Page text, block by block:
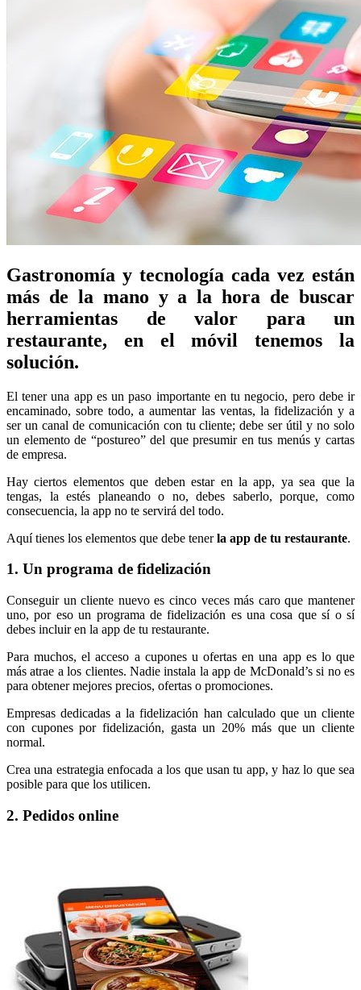
Gastronomía y tecnología cada vez están
más de la mano y a la hora de buscar
herramientas de valor para un
restaurante, en el móvil tenemos la
solución.
El tener una app es un paso importante en tu negocio, pero debe ir
encaminado, sobre todo, a aumentar las ventas, la fidelización y a
ser un canal de comunicación con tu cliente; debe ser útil y no solo
un elemento de “postureo” del que presumir en tus menús y cartas
de empresa.
Hay ciertos elementos que deben estar en la app, ya sea que la
tengas, la estés planeando o no, debes saberlo, porque, como
consecuencia, la app no te servirá del todo.
Aquí tienes los elementos que debe tenerla app de tu restaurante.
1. Un programa de fidelización
Conseguir un cliente nuevo es cinco veces más caro que mantener
uno, por eso un programa de fidelización es una cosa que sí o sí
debes incluir en la app de tu restaurante.
Para muchos, el acceso a cupones u ofertas en una app es lo que
más atrae a los clientes. Nadie instala la app de McDonald’s si no es
para obtener mejores precios, ofertas o promociones.
Empresas dedicadas a la fidelización han calculado que un cliente
con cupones por fidelización, gasta un 20% más que un cliente
normal.
Crea una estrategia enfocada a los que usan tu app, y haz lo que sea
posible para que los utilicen.
2. Pedidos online